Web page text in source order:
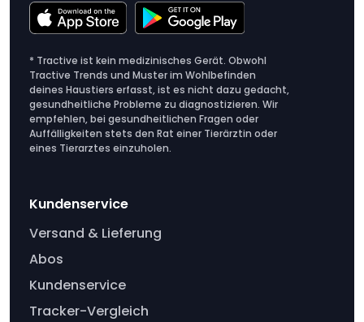
* Tractive ist kein medizinisches Gerät. Obwohl
Tractive Trends und Muster im Wohlbefinden
deines Haustiers erfasst, ist es nicht dazu gedacht,
gesundheitliche Probleme zu diagnostizieren. Wir
empfehlen, bei gesundheitlichen Fragen oder
Auffälligkeiten stets den Rat einer Tierärztin oder
eines Tierarztes einzuholen.
Kundenservice
Versand & Lieferung
Abos
Kundenservice
Tracker-Vergleich